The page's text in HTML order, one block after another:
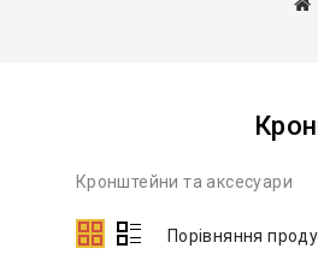
Кронштейни та аксесуари
Порівняння